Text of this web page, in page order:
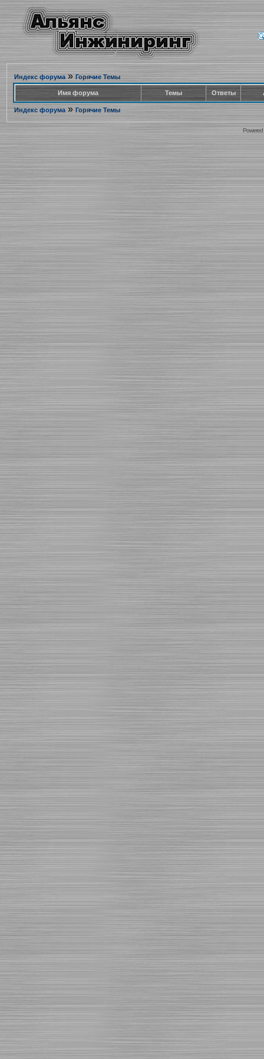
Индекс форума» Горячие Темы
Имя форума Темы Ответы
Индекс форума» Горячие Темы